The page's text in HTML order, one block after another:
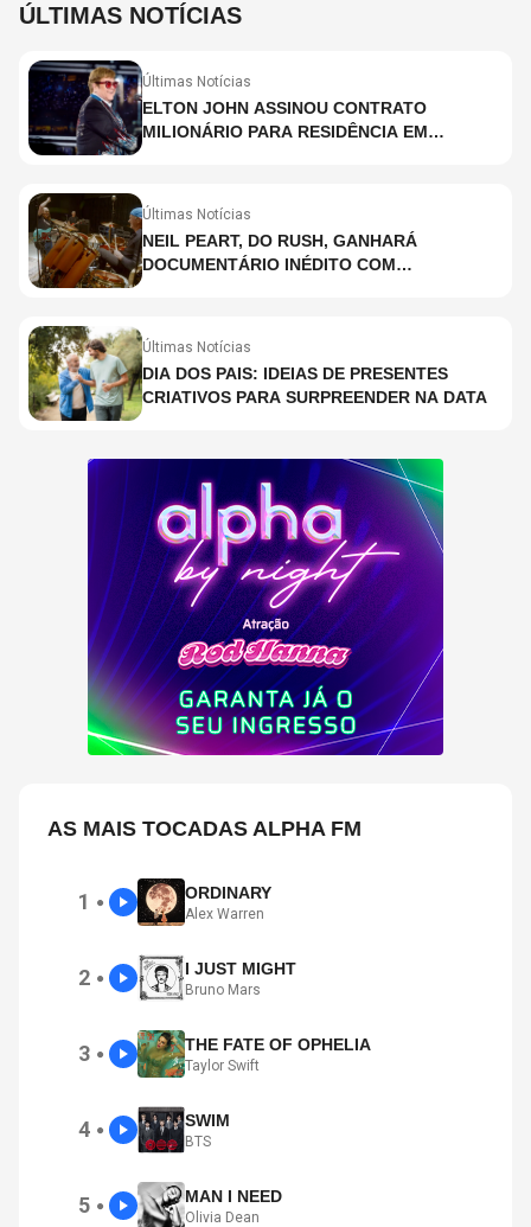
ÚLTIMAS NOTÍCIAS
Últimas Notícias
ELTON JOHN ASSINOU CONTRATO
MILIONÁRIO PARA RESIDÊNCIA EM
Últimas Notícias
NEIL PEART, DO RUSH, GANHARÁ
DOCUMENTÁRIO INÉDITO COM
Últimas Notícias
DIA DOS PAIS: IDEIAS DE PRESENTES
CRIATIVOS PARA SURPREENDER NA DATA
AS MAIS TOCADAS ALPHA FM
1 ● ORDINARY
Alex Warren
2 ● I JUST MIGHT
Bruno Mars
3 ● THE FATE OF OPHELIA
Taylor Swift
4 ● SWIM
BTS
5 ● MAN I NEED
Olivia Dean